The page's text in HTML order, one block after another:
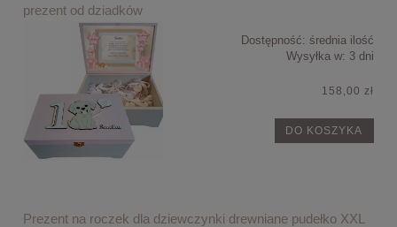
prezent od dziadków
Dostępność: średnia ilość
Wysyłka w: 3 dni
158,00 zł
DO KOSZYKA
Prezent na roczek dla dziewczynki drewniane pudełko XXL